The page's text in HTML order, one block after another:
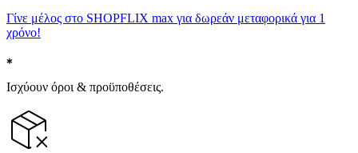
Γίνε μέλος στο SHOPFLIX max για δωρεάν μεταφορικά για 1
χρόνο!
Ισχύουν όροι & προϋποθέσεις.